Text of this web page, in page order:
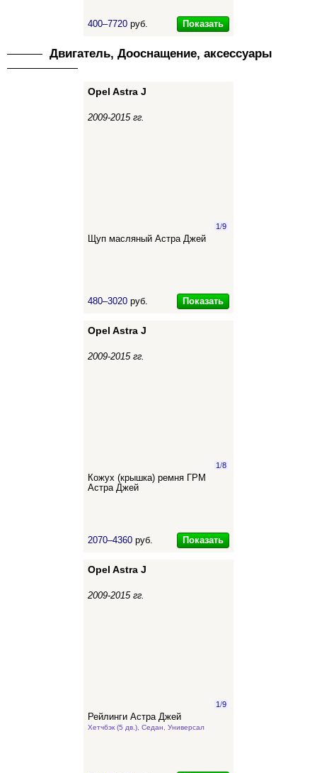
400–7720 руб. Показать
Двигатель, Дооснащение, аксессуары
Opel Astra J
2009-2015 гг.
1/9
Щуп масляный Астра Джей
480–3020 руб. Показать
Opel Astra J
2009-2015 гг.
1/8
Кожух (крышка) ремня ГРМ
Астра Джей
2070–4360 руб. Показать
Opel Astra J
2009-2015 гг.
1/9
Рейлинги Астра Джей
Хетчбэк (5 дв.), Седан, Универсал